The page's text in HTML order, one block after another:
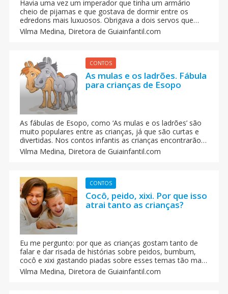
Havia uma vez um imperador que tinha um armário
cheio de pijamas e que gostava de dormir entre os
edredons mais luxuosos. Obrigava a dois servos que
trocassem os lençóis e o pijama todos os dias, e não
deixava que esses servos falassem com ninguém mais
guardava um segredo: ele fazia xixi nas calças durante a
noite.
Vilma Medina, Diretora de Guiainfantil.com
CONTOS
As mulas e os ladrões. Fábula
para crianças de Esopo
As fábulas de Esopo, como ‘As mulas e os ladrões’ são
muito populares entre as crianças, já que são curtas e
divertidas. Nos contos infantis as crianças encontrarão
valiosas lições que servem para educar em valores
como a honestidade ou a solidariedade.
Vilma Medina, Diretora de Guiainfantil.com
CONTOS
Cocô, peido, xixi. Por que isso
atrai tanto as crianças?
Eu me pergunto: por que as crianças gostam tanto de
falar e dar risada de histórias sobre peidos, bumbum,
cocô e xixi gastando piadas sobre esses temas tão mal
cheirosos?
Vilma Medina, Diretora de Guiainfantil.com